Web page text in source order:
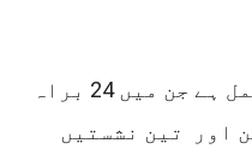
گلگت بلتستان اسمبلی کل 33 نشستوں پر مشتمل ہے جن میں 24 براہ
6 نشستیں خواتین اور تین نشستیں